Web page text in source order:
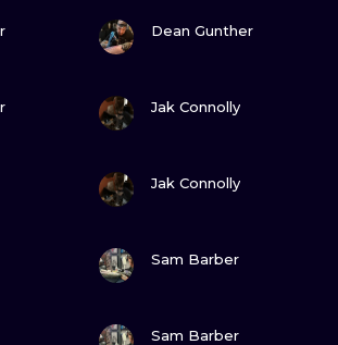
Dean Gunther
Jak Connolly
Jak Connolly
Sam Barber
Sam Barber